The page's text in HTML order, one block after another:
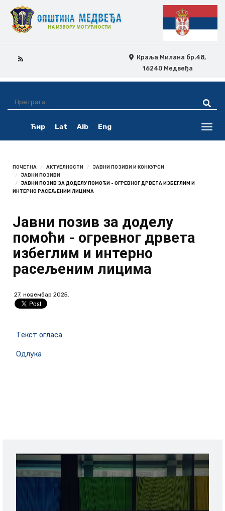
Краља Милана бр.48,
16240 Медвеђа
Navigation
Ovo
pretraga
Ћир Lat Alb Eng
ПОЧЕТНА АКТУЕЛНОСТИ
ЈАВНИ ПОЗИВИ И КОНКУРСИ
ЈАВНИ ПОЗИВИ
ЈАВНИ ПОЗИВ ЗА ДОДЕЛУ ПОМОЋИ - ОГРЕВНОГ ДРВЕТА ИЗБЕГЛИМ И
ИНТЕРНО РАСЕЉЕНИМ ЛИЦИМА
Јавни позив за доделу
помоћи - огревног дрвета
избеглим и интерно
расељеним лицима
27. новембар 2025.
Текст огласа
Одлука